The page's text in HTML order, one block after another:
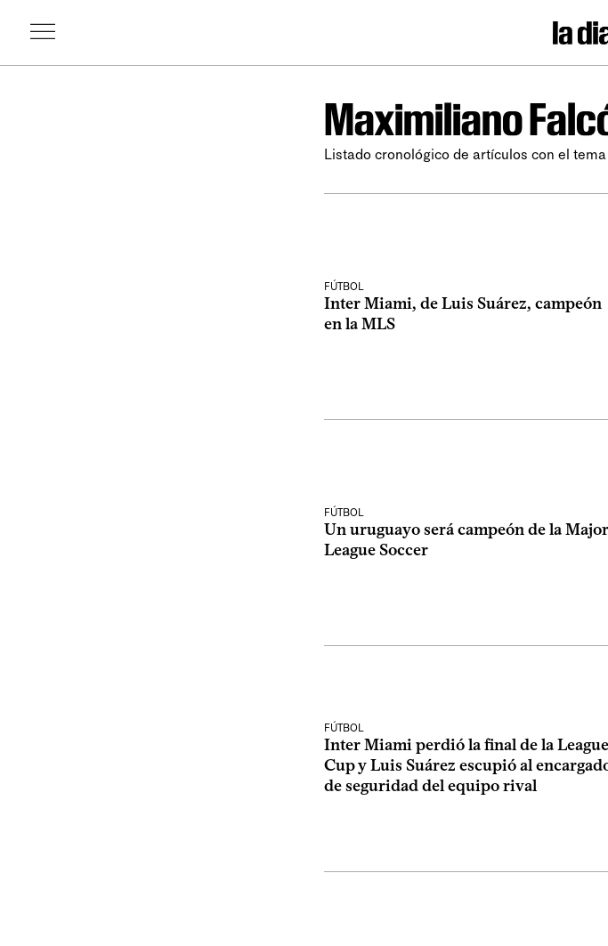
Maximiliano
Listado cronológico de artículos con el
FÚTBOL
Inter Miami, de Luis Suárez, campeón
en la MLS
FÚTBOL
Un uruguayo será campeón de la Major
League Soccer
FÚTBOL
Inter Miami perdió la final de la
Cup y Luis Suárez escupió al
de seguridad del equipo rival